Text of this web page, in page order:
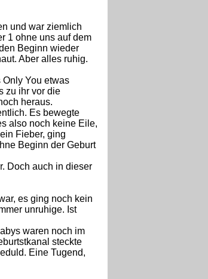
und war ziemlich
1 ohne uns auf dem
Beginn wieder
Aber alles ruhig.
You etwas
zu ihr vor die
heraus.
Es bewegte
also noch keine Eile,
Fieber, ging
Beginn der Geburt
Doch auch in dieser
es ging noch kein
unruhige. Ist
waren noch im
steckte
Eine Tugend,